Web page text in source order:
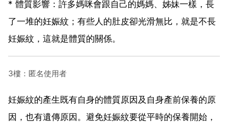
* 體質影響：許多媽咪會跟自己的媽媽、姊妹一樣，長
了一堆的妊娠紋；有些人的肚皮卻光滑無比，就是不長
妊娠紋，這就是體質的關係。
3樓：匿名使用者
妊娠紋的產生既有自身的體質原因及自身產前保養的原
因，也有遺傳原因。避免妊娠紋要從平時的保養開始，